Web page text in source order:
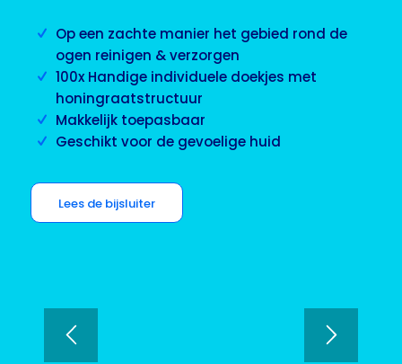
Op een zachte manier het gebied rond de
ogen reinigen & verzorgen
100x Handige individuele doekjes met
honingraatstructuur
Makkelijk toepasbaar
Geschikt voor de gevoelige huid
Lees de bijsluiter